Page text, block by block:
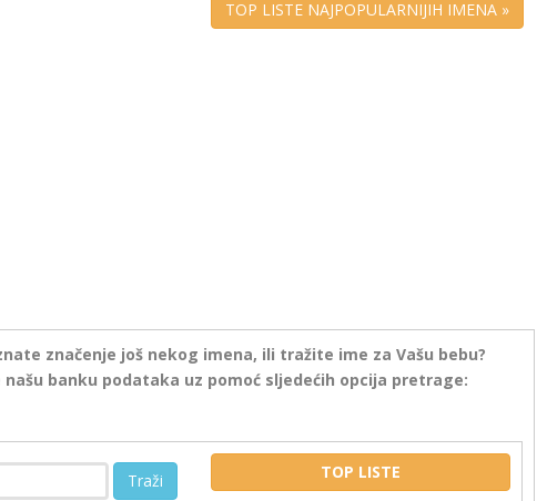
TOP LISTE NAJPOPULARNIJIH IMENA »
značenje još nekog imena, ili tražite ime za Vašu bebu?
banku podataka uz pomoć sljedećih opcija pretrage:
Traži TOP LISTE